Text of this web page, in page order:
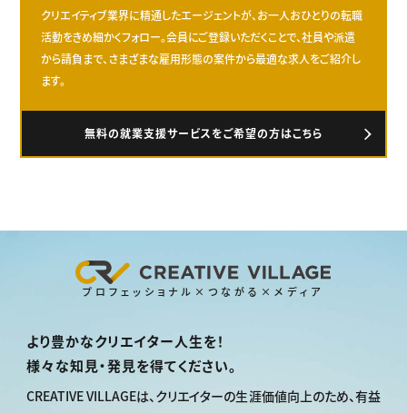
クリエイティブ業界に精通したエージェントが、お一人おひとりの転職
活動をきめ細かくフォロー。会員にご登録いただくことで、社員や派遣
から請負まで、さまざまな雇用形態の案件から最適な求人をご紹介し
ます。
無料の就業支援サービスをご希望の方はこちら
プロフェッショナル×つながる×メディア
より豊かなクリエイター人生を！
様々な知見・発見を得てください。
CREATIVE VILLAGEは、 クリエイターの生涯価値向上のため、有益